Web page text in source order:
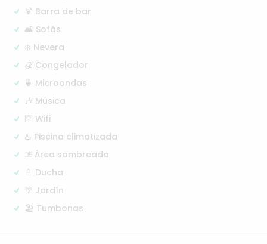
🍹 Barra de bar
🛋️ Sofás
❄️ Nevera
🧊 Congelador
🍵 Microondas
🎶 Música
🛜 Wifi
♨️ Piscina climatizada
⛱️ Área sombreada
🚿 Ducha
🌴 Jardín
🏖️ Tumbonas